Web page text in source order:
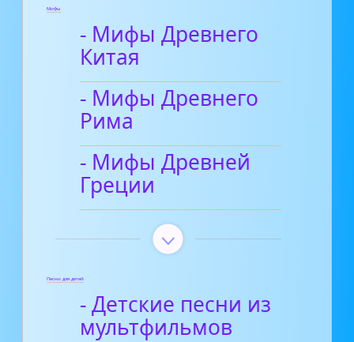
Мифы
- Мифы Древнего
Китая
- Мифы Древнего
Рима
- Мифы Древней
Греции
Песни для детей
- Детские песни из
мультфильмов